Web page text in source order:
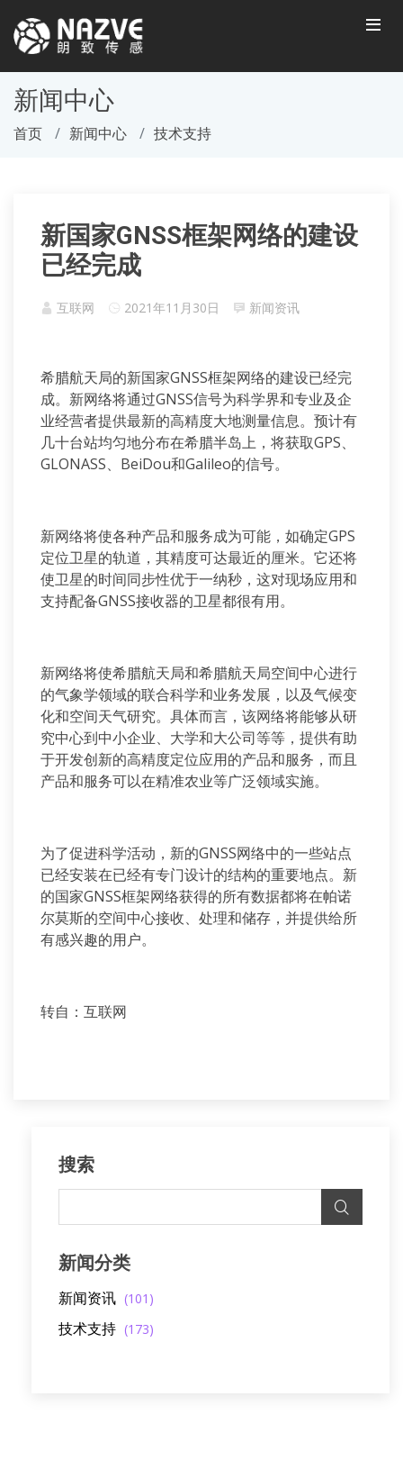
新闻中心
首页 新闻中心 技术支持
新国家GNSS框架网络的建设
已经完成
互联网 2021年11月30日 新闻资讯
希腊航天局的新国家GNSS框架网络的建设已经完
成。新网络将通过GNSS信号为科学界和专业及企
业经营者提供最新的高精度大地测量信息。预计有
几十台站均匀地分布在希腊半岛上，将获取GPS、
GLONASS、BeiDou和Galileo的信号。
新网络将使各种产品和服务成为可能，如确定GPS
定位卫星的轨道，其精度可达最近的厘米。它还将
使卫星的时间同步性优于一纳秒，这对现场应用和
支持配备GNSS接收器的卫星都很有用。
新网络将使希腊航天局和希腊航天局空间中心进行
的气象学领域的联合科学和业务发展，以及气候变
化和空间天气研究。具体而言，该网络将能够从研
究中心到中小企业、大学和大公司等等，提供有助
于开发创新的高精度定位应用的产品和服务，而且
产品和服务可以在精准农业等广泛领域实施。
为了促进科学活动，新的GNSS网络中的一些站点
已经安装在已经有专门设计的结构的重要地点。新
的国家GNSS框架网络获得的所有数据都将在帕诺
尔莫斯的空间中心接收、处理和储存，并提供给所
有感兴趣的用户。
转自：互联网
搜索
新闻分类
新闻资讯 (101)
技术支持 (173)